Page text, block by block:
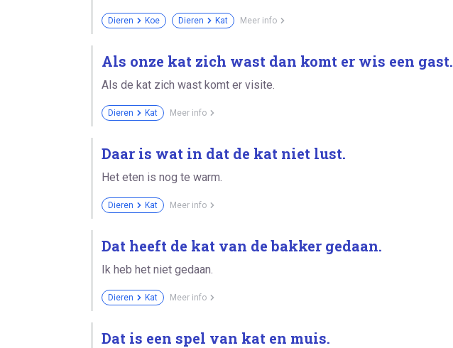
Dieren Koe Dieren Kat Meer info
Als onze kat zich wast dan komt er wis een gast.
Als de kat zich wast komt er visite.
Dieren Kat Meer info
Daar is wat in dat de kat niet lust.
Het eten is nog te warm.
Dieren Kat Meer info
Dat heeft de kat van de bakker gedaan.
Ik heb het niet gedaan.
Dieren Kat Meer info
Dat is een spel van kat en muis.